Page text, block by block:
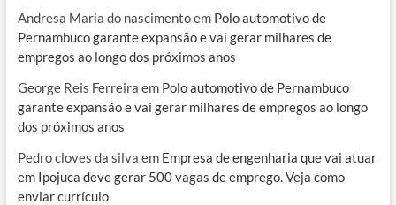
Andresa Maria do nascimentoem Polo automotivo de
Pernambuco garante expansão e vai gerar milhares de
empregos ao longo dos próximos anos
George Reis Ferreira em Polo automotivo de Pernambuco
garante expansão e vai gerar milhares de empregos ao longo
dos próximos anos
Pedro cloves da silva em Empresa de engenharia que vai atuar
em Ipojuca deve gerar 500 vagas de emprego. Veja como
enviar currículo